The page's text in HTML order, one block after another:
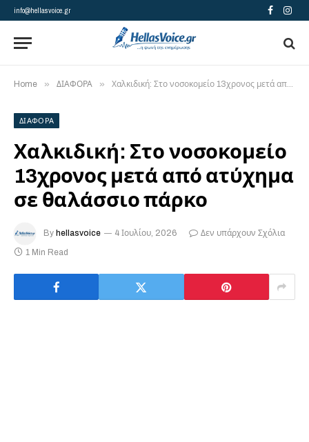
info@hellasvoice.gr Facebook
Home » ΔΙΑΦΟΡΑ » Χαλκιδική: Στο νοσοκομείο 13χρονος μετά από ατύχημα σε θαλάσσιο πάρκο
ΔΙΑΦΟΡΑ
Χαλκιδική: Στο νοσοκομείο
13χρονος μετά από ατύχημα
σε θαλάσσιο πάρκο
By hellasvoice 4 Ιουλίου, 2026
Δεν υπάρχουν Σχόλια
1 Min Read